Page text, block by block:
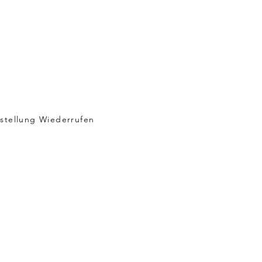
Wiederrufen